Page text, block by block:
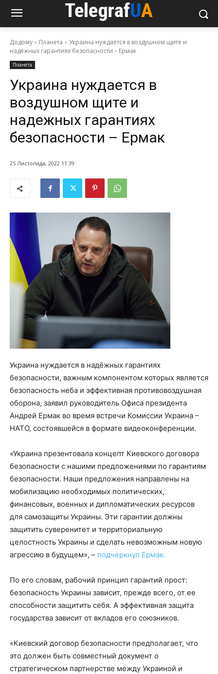
Додому Планета
Украина нуждается в воздушном щите и
надежных гарантиях безопасности – Ермак
Планета
Украина нуждается в
воздушном щите и
надежных гарантиях
безопасности – Ермак
25 Листопада, 2022 11:39
Украина нуждается в надёжных гарантиях
безопасности, важным компонентом которых является
безопасность неба и эффективная противовоздушная
оборона, заявил руководитель Офиса президента
Андрей Ермак во время встречи Комиссии Украина –
НАТО, состоявшейся в формате видеоконференции.
«Украина презентовала концепт Киевского договора
безопасности с нашими предложениями по гарантиям
безопасности. Наши предложения направлены на
мобилизацию необходимых политических,
финансовых, военных и дипломатических ресурсов
для самозащиты Украины. Эти гарантии должны
защитить суверенитет и территориальную
целостность Украины и сделать невозможным новую
агрессию в будущем», – подчеркнул Ермак.
По его словам, рабочий принцип гарантий прост:
безопасность Украины зависит, прежде всего, от ее
способности защитить себя. А эффективная защита
государства зависит от вкладов его союзников.
«Киевский договор безопасности предполагает, что
это должен быть совместный документ о
стратегическом партнерстве между Украиной и